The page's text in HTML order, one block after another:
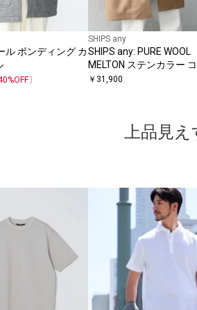
ル ボンディング カ
%OFF〕
SHIPS any
SHIPS any: PURE WOOL
MELTON ステンカラー コ
25AW◇
￥ 31,900
上品見